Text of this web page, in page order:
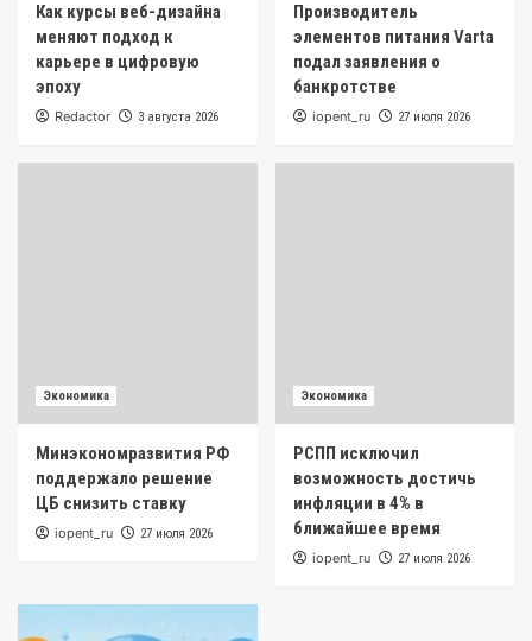
Как курсы веб-дизайна
меняют подход к
карьере в цифровую
эпоху
Redactor 3 августа 2026
Производитель
элементов питания Varta
подал заявления о
банкротстве
iopent_ru 27 июля 2026
Экономика
Минэкономразвития РФ
поддержало решение
ЦБ снизить ставку
iopent_ru 27 июля 2026
Экономика
РСПП исключил
возможность достичь
инфляции в 4% в
ближайшее время
iopent_ru 27 июля 2026